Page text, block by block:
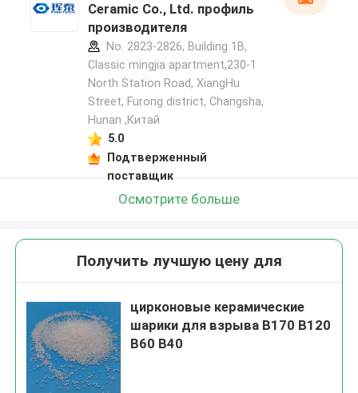
Ceramic Co., Ltd. профиль
производителя
No. 2823-2826, Building 1B,
Classic mingjia apartment,230-1
North Station Road, XiangHu
Street, Furong district, Changsha,
Hunan ,Китай
5.0
Подтверженный
поставщик
Осмотрите больше
Получить лучшую цену для
цирконовые керамические
шарики для взрыва B170 B120
B60 B40